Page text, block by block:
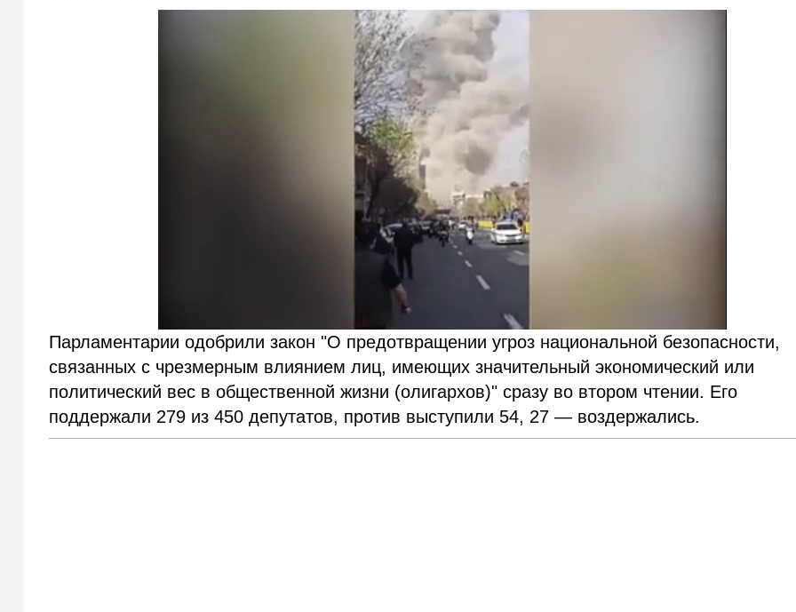
Парламентарии одобрили закон "О предотвращении угроз национальной безопасности,
связанных с чрезмерным влиянием лиц, имеющих значительный экономический или
политический вес в общественной жизни (олигархов)" сразу во втором чтении. Его
поддержали 279 из 450 депутатов, против выступили 54, 27 — воздержались.